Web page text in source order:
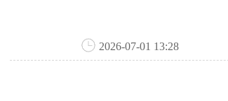
2026-07-01 13:28